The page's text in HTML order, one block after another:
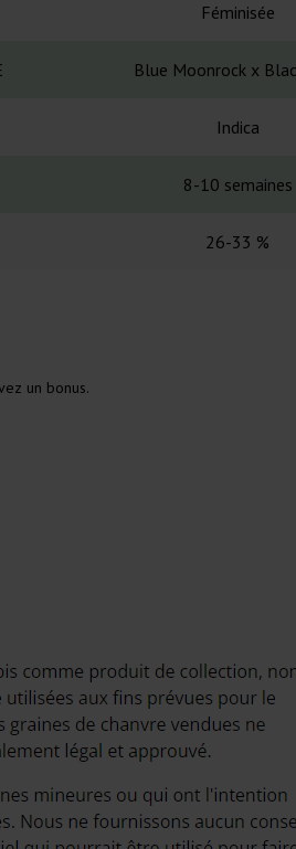
Féminisée
Blue Moonrock x
Indica
8-10 semaines
26-33 %
un bonus.